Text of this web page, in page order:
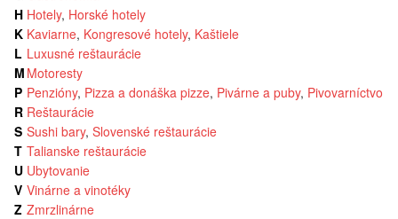
H Hotely, Horské hotely
K Kaviarne, Kongresové hotely, Kaštiele
L Luxusné reštaurácie
M Motoresty
P Penzióny, Pizza a donáška pizze, Pivárne a puby, Pivovarníctvo
R Reštaurácie
S Sushi bary, Slovenské reštaurácie
T Talianske reštaurácie
U Ubytovanie
V Vinárne a vinotéky
Z Zmrzlinárne